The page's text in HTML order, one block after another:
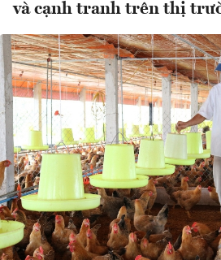
và cạnh tranh trên thị